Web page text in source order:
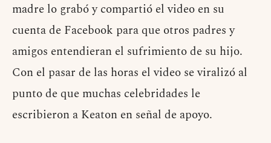
madre lo grabó y compartió el video en su
cuenta de Facebook para que otros padres y
amigos entendieran el sufrimiento de su hijo.
Con el pasar de las horas el video se viralizó al
punto de que muchas celebridades le
escribieron a Keaton en señal de apoyo.